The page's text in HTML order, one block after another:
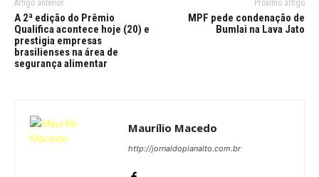
Artigo anterior
A 2ª edição do Prêmio
Qualifica acontece hoje (20) e
prestigia empresas
brasilienses na área de
segurança alimentar
Próximo artigo
MPF pede condenação de
Bumlai na Lava Jato
Maurílio Macedo
http://jornaldoplanalto.com.br